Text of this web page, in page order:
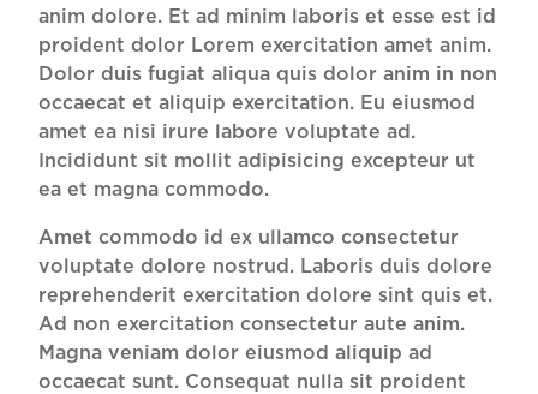
anim dolore. Et ad minim laboris et esse est id
proident dolor Lorem exercitation amet anim.
Dolor duis fugiat aliqua quis dolor anim in non
occaecat et aliquip exercitation. Eu eiusmod
amet ea nisi irure labore voluptate ad.
Incididunt sit mollit adipisicing excepteur ut
ea et magna commodo.
Amet commodo id ex ullamco consectetur
voluptate dolore nostrud. Laboris duis dolore
reprehenderit exercitation dolore sint quis et.
Ad non exercitation consectetur aute anim.
Magna veniam dolor eiusmod aliquip ad
occaecat sunt. Consequat nulla sit proident